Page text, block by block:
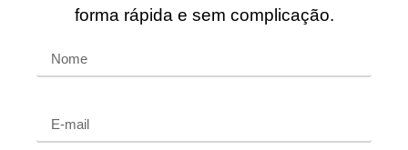
forma rápida e sem complicação.